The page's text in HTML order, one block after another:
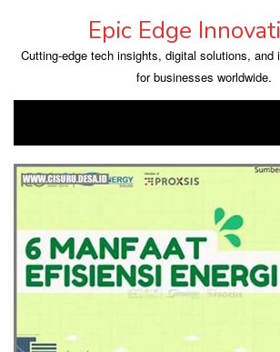
content
Epic Edge
Cutting-edge tech insights, digital solutions, and
for businesses worldwide.